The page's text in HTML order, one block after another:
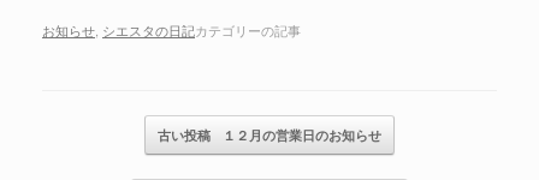
お知らせ, シエスタの日記カテゴリーの記事
記事のナビゲーション
古い投稿 １２月の営業日のお知らせ